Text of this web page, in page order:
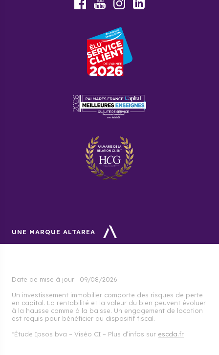
FacebookYoutubeInstagram
UNE MARQUE ALTAREA
Date de mise à jour : 09/08/2026
Un investissement immobilier comporte des risques de perte
en capital. La rentabilité et la valeur du bien peuvent évoluer
à la hausse comme à la baisse. Un engagement de location
est requis pour bénéficier du dispositif fiscal.
*Étude Ipsos bva – Viséo CI – Plus d’infos sur escda.fr